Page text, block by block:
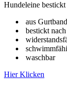
Hundeleine bestickt
aus
bestickt
waschbar
Hier Klicken